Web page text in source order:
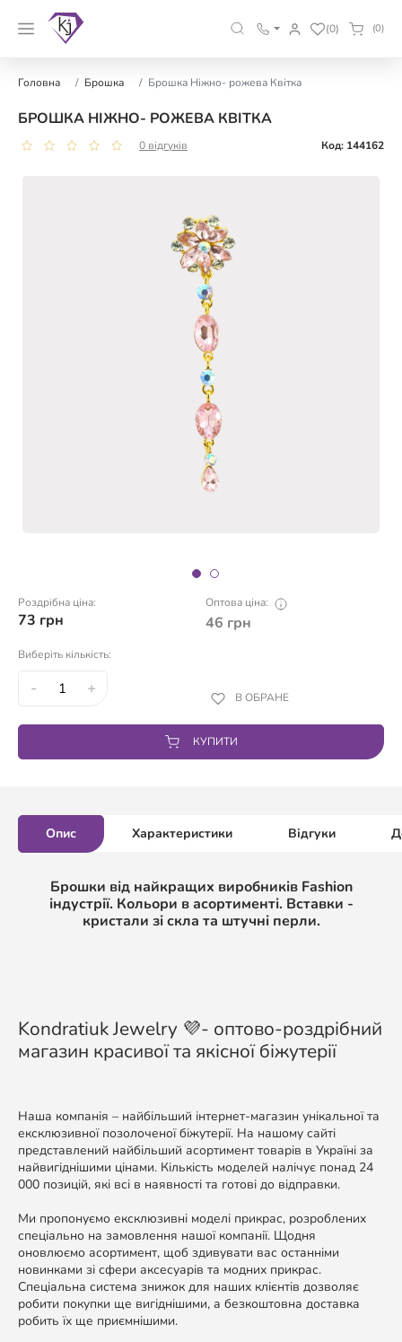
(0) (0)
Головна Брошка Брошка Ніжно- рожева Квітка
БРОШКА НІЖНО- РОЖЕВА КВІТКА
0 відгуків Код: 144162
Роздрібна ціна:
73 грн
Оптова ціна:
46 грн
Виберіть кількість:
- + В ОБРАНЕ
КУПИТИ
Опис Характеристики Відгуки
Брошки від найкращих виробників Fashion
індустрії. Кольори в асортименті. Вставки -
кристали зі скла та штучні перли.
Kondratiuk Jewelry 💜- оптово-роздрібний
магазин красивої та якісної біжутерії
Наша компанія – найбільший інтернет-магазин унікальної та
ексклюзивної позолоченої біжутерії. На нашому сайті
представлений найбільший асортимент товарів в Україні за
найвигіднішими цінами. Кількість моделей налічує понад 24
000 позицій, які всі в наявності та готові до відправки.
Ми пропонуємо ексклюзивні моделі прикрас, розроблених
спеціально на замовлення нашої компанії. Щодня
оновлюємо асортимент, щоб здивувати вас останніми
новинками зі сфери аксесуарів та модних прикрас.
Спеціальна система знижок для наших клієнтів дозволяє
робити покупки ще вигіднішими, а безкоштовна доставка
робить їх ще приємнішими.